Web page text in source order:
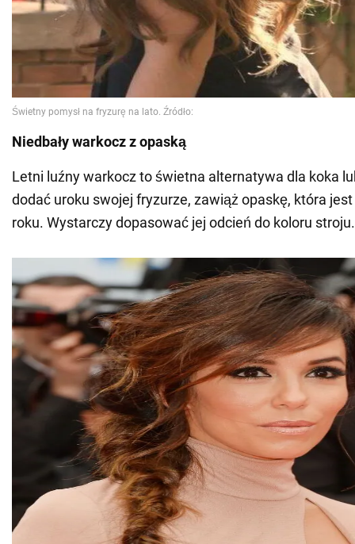
Niedbały warkocz z opaską
Letni luźny warkocz to świetna alternatywa dla koka
dodać uroku swojej fryzurze, zawiąż opaskę, która
roku. Wystarczy dopasować jej odcień do koloru stroju.